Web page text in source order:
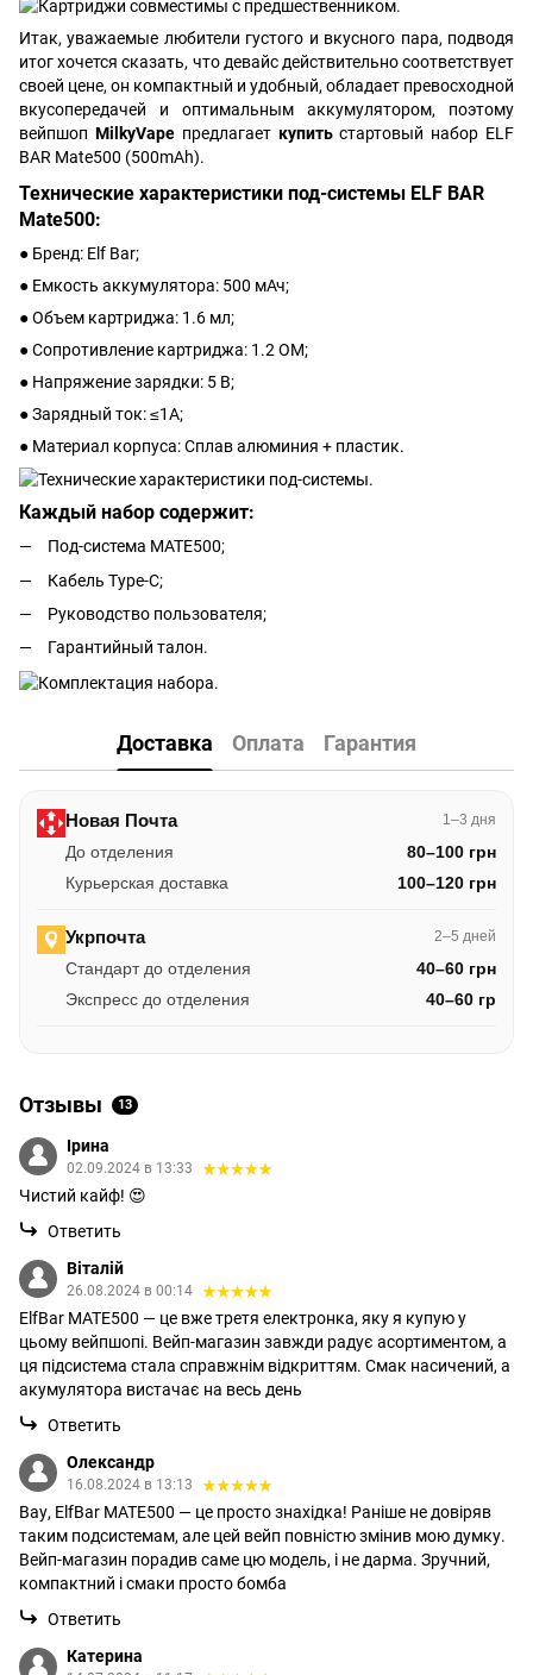
Итак, уважаемые любители густого и вкусного пара, подводя
итог хочется сказать, что девайс действительно соответствует
своей цене, он компактный и удобный, обладает превосходной
вкусопередачей и оптимальным аккумулятором, поэтому
вейпшоп MilkyVape предлагает купитьстартовый набор ELF
BAR Mate500 (500mAh).
Технические характеристики под-системы ELF BAR
Mate500:
● Бренд: Elf Bar;
● Емкость аккумулятора: 500 мАч;
● Объем картриджа: 1.6 мл;
● Сопротивление картриджа: 1.2 ОМ;
● Напряжение зарядки: 5 В;
● Зарядный ток: ≤1A;
● Материал корпуса: Сплав алюминия + пластик.
Каждый набор содержит:
Под-система MATE500;
Кабель Type-C;
Руководство пользователя;
Гарантийный талон.
Доставка Оплата Гарантия
Новая Почта 1–3 дня
До отделения
80–100 грн
Курьерская доставка
100–120 грн
Укрпочта 2–5 дней
Стандарт до отделения
40–60 грн
Экспресс до отделения
40–60 гр
Отзывы 13
Ірина
02.09.2024 в 13:33
Чистий кайф! 😍
Ответить
Віталій
26.08.2024 в 00:14
ElfBar MATE500 — це вже третя електронка, яку я купую у
цьому вейпшопі. Вейп-магазин завжди радує асортиментом, а
ця підсистема стала справжнім відкриттям. Смак насичений, а
акумулятора вистачає на весь день
Ответить
Олександр
16.08.2024 в 13:13
Вау, ElfBar MATE500 — це просто знахідка! Раніше не довіряв
таким подсистемам, але цей вейп повністю змінив мою думку.
Вейп-магазин порадив саме цю модель, і не дарма. Зручний,
компактний і смаки просто бомба
Ответить
Катерина